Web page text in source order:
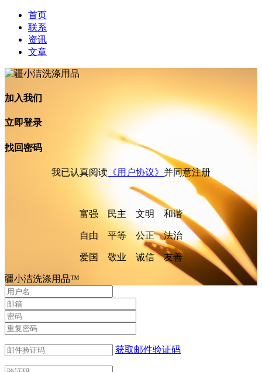
首页
联系
资讯
文章
加入我们
立即登录
找回密码
我已认真阅读 《用户协议》 并同意注册
富强 民主 文明 和谐
自由 平等 公正 法治
爱国 敬业 诚信 友善
疆小洁洗涤用品™
获取邮件验证码